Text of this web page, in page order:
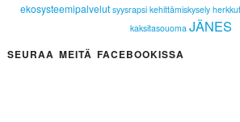
ekosysteemipalvelut syysrapsi kehittämiskysely
kaksitasouoma JÄNES
SEURAA MEITÄ FACEBOOKISSA